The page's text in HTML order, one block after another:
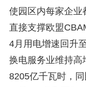
使园区内每家企业
直接支撑欧盟
4月用电增速回升
换电服务业维持高
8205亿千瓦时，